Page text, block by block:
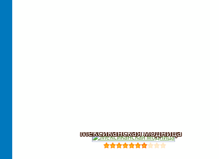
Мексиканская модница